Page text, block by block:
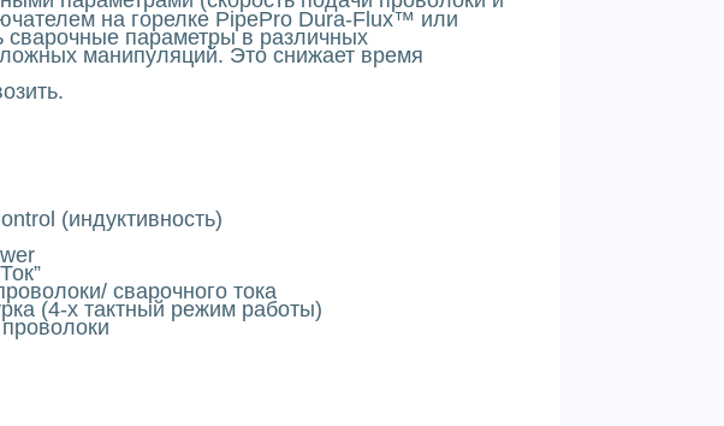
на горелке PipePro Dura-Flux™ или
сварочные параметры в различных
манипуляций. Это снижает время
(индуктивность)
сварочного тока
(4-х тактный режим работы)